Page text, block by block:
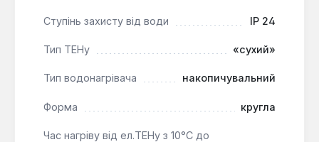
Гарантія на робочий бак становить 8 років, на
Ступінь захисту від води IP 24
Тип ТЕНу «сухий»
Тип водонагрівача накопичувальний
Форма кругла
Час нагріву від ел.ТЕНу з 10°С до